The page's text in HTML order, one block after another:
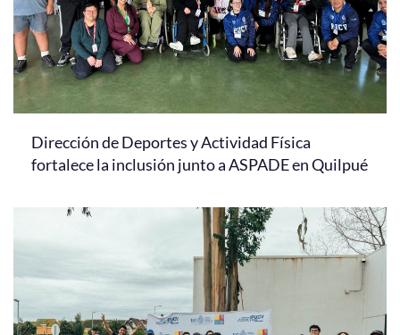
Dirección de Deportes y Actividad Física
fortalece la inclusión junto a ASPADE en Quilpué